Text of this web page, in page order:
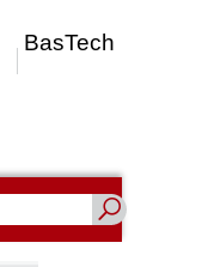
BasTech